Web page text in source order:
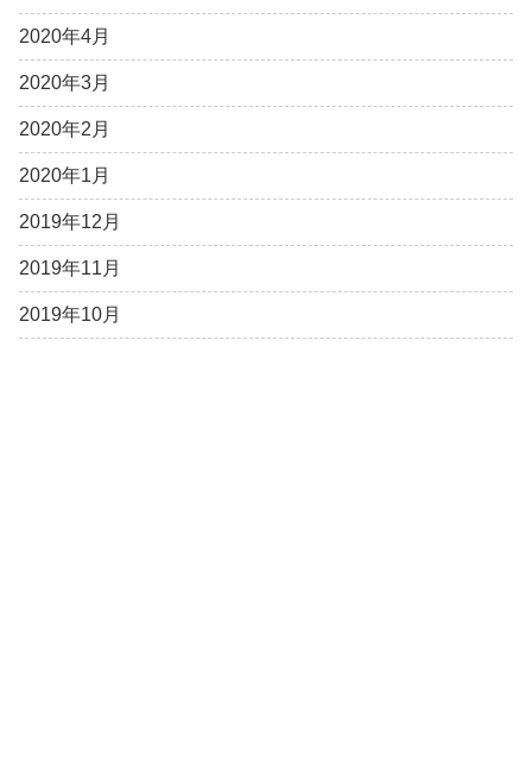
2020年4月
2020年3月
2020年2月
2020年1月
2019年12月
2019年11月
2019年10月